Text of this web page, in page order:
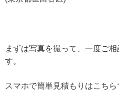
まずは写真を撮って、一度ご
す。
スマホで簡単見積もりはこちら